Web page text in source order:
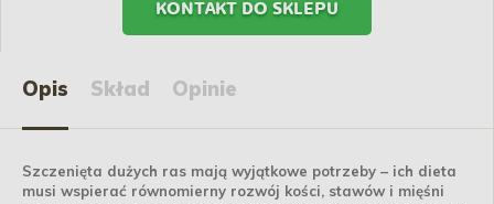
KONTAKT DO SKLEPU
Opis Skład Opinie
Szczenięta dużych ras mają wyjątkowe potrzeby – ich dieta
musi wspierać równomierny rozwój kości, stawów i mięśni